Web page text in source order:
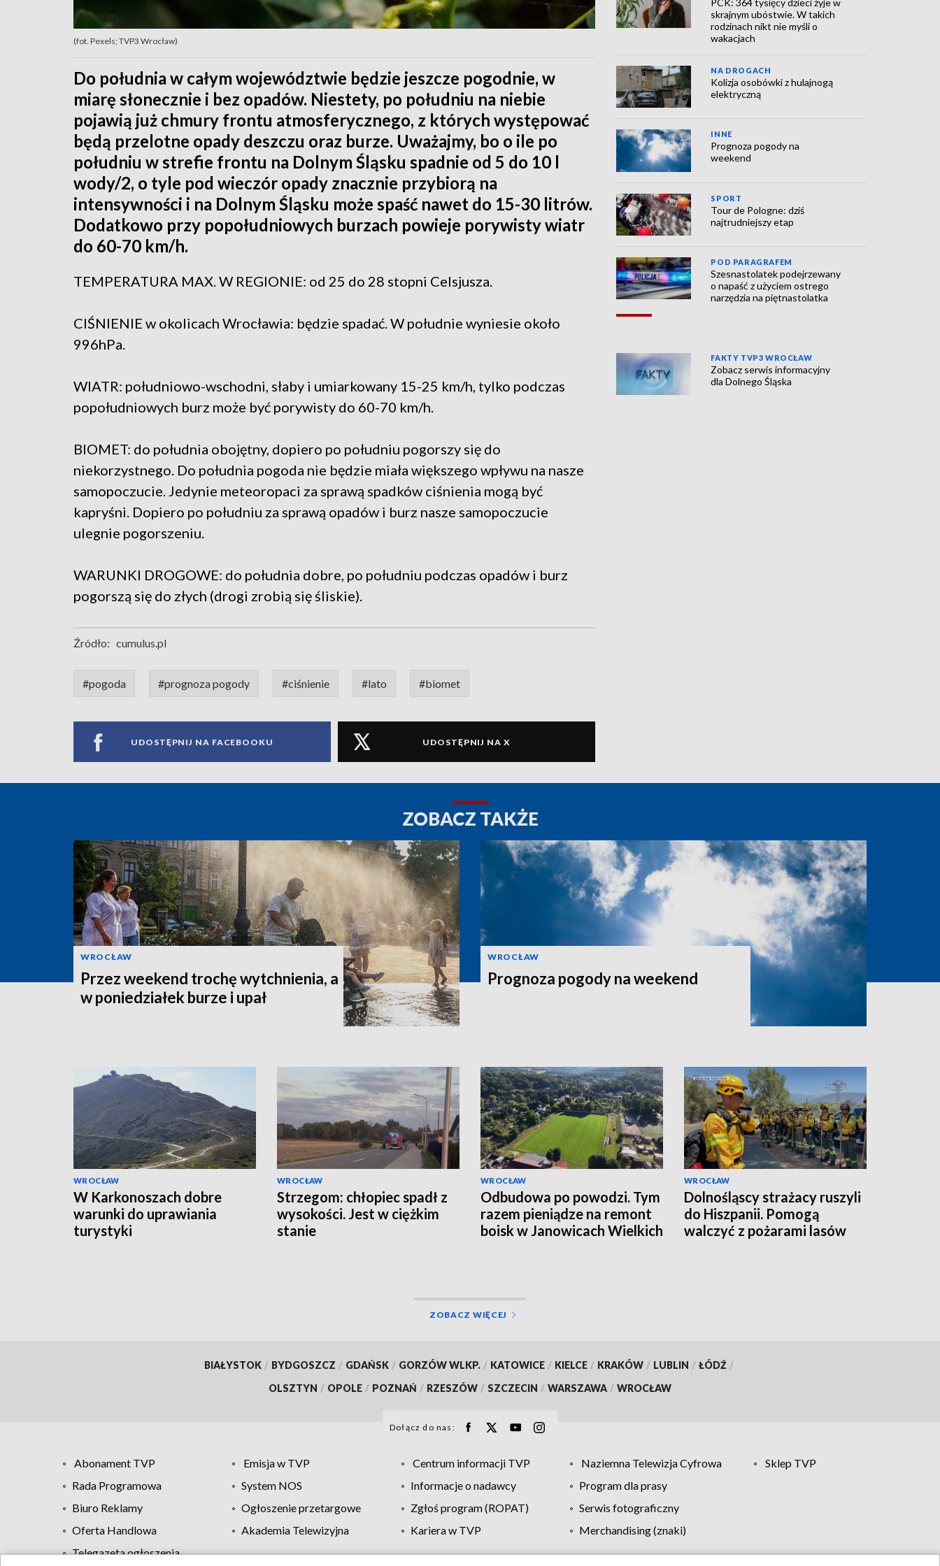
(fot. Pexels; TVP3 Wrocław)
Do południa w całym województwie będzie jeszcze pogodnie, w
miarę słonecznie i bez opadów. Niestety, po południu na niebie
pojawią już chmury frontu atmosferycznego, z których występować
będą przelotne opady deszczu oraz burze. Uważajmy, bo o ile po
południu w strefie frontu na Dolnym Śląsku spadnie od 5 do 10 l
wody/2, o tyle pod wieczór opady znacznie przybiorą na
intensywności i na Dolnym Śląsku może spaść nawet do 15-30 litrów.
Dodatkowo przy popołudniowych burzach powieje porywisty wiatr
do 60-70 km/h.
TEMPERATURA MAX. W REGIONIE: od 25 do 28 stopni Celsjusza.
CIŚNIENIE w okolicach Wrocławia: będzie spadać. W południe wyniesie około
996hPa.
WIATR: południowo-wschodni, słaby i umiarkowany 15-25 km/h, tylko podczas
popołudniowych burz może być porywisty do 60-70 km/h.
BIOMET: do południa obojętny, dopiero po południu pogorszy się do
niekorzystnego. Do południa pogoda nie będzie miała większego wpływu na nasze
samopoczucie. Jedynie meteoropaci za sprawą spadków ciśnienia mogą być
kapryśni. Dopiero po południu za sprawą opadów i burz nasze samopoczucie
ulegnie pogorszeniu.
WARUNKI DROGOWE: do południa dobre, po południu podczas opadów i burz
pogorszą się do złych (drogi zrobią się śliskie).
Źródło: cumulus.pl
#pogoda #prognoza pogody #ciśnienie #lato #biomet
UDOSTĘPNIJ NA FACEBOOKU UDOSTĘPNIJ NA X
skrajnym ubóstwie. W takich
rodzinach nikt nie myśli o
wakacjach
NA DROGACH
Kolizja osobówki z hulajnogą
elektryczną
INNE
Prognoza pogody na
weekend
SPORT
Tour de Pologne: dziś
najtrudniejszy etap
POD PARAGRAFEM
Szesnastolatek podejrzewany
o napaść z użyciem ostrego
narzędzia na piętnastolatka
FAKTY TVP3 WROCŁAW
Zobacz serwis informacyjny
dla Dolnego Śląska
ZOBACZ TAKŻE
WROCŁAW
Przez weekend trochę wytchnienia, a
w poniedziałek burze i upał
WROCŁAW
Prognoza pogody na weekend
WROCŁAW
W Karkonoszach dobre
warunki do uprawiania
turystyki
WROCŁAW
Strzegom: chłopiec spadł z
wysokości. Jest w ciężkim
stanie
WROCŁAW
Odbudowa po powodzi. Tym
razem pieniądze na remont
boisk w Janowicach Wielkich
WROCŁAW
Dolnośląscy strażacy ruszyli
do Hiszpanii. Pomogą
walczyć z pożarami lasów
ZOBACZ WIĘCEJ
BIAŁYSTOK / BYDGOSZCZ / GDAŃSK / GORZÓW WLKP. / KATOWICE / KIELCE / KRAKÓW / LUBLIN / ŁÓDŹ /
OLSZTYN / OPOLE / POZNAŃ / RZESZÓW / SZCZECIN / WARSZAWA / WROCŁAW
Dołącz do nas:
Abonament TVP Emisja w TVP Centrum informacji TVP Naziemna Telewizja Cyfrowa
Sklep TVP
Rada Programowa
System NOS Informacje o nadawcy
Program dla prasy
Biuro Reklamy
Ogłoszenie przetargowe Zgłoś program (ROPAT)
Serwis fotograficzny
Oferta Handlowa
Akademia Telewizyjna Kariera w TVP
Merchandising (znaki)
Telegazeta ogłoszenia